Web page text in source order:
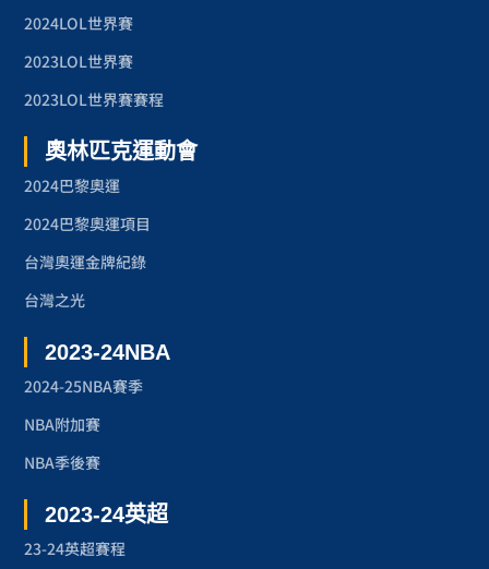
2024LOL世界賽
2023LOL世界賽
2023LOL世界賽賽程
奧林匹克運動會
2024巴黎奧運
2024巴黎奧運項目
台灣奧運金牌紀錄
台灣之光
2023-24NBA
2024-25NBA賽季
NBA附加賽
NBA季後賽
2023-24英超
23-24英超賽程